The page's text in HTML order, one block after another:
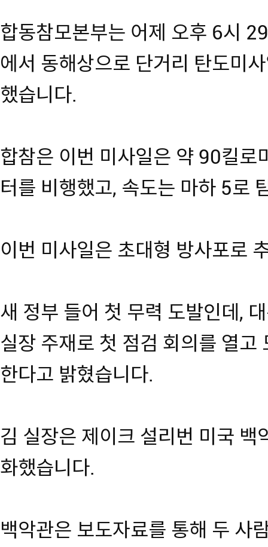
합동참모본부는 어제 오후 6시
에서 동해상으로 단거리 탄도미
했습니다.
합참은 이번 미사일은 약 90킬로
터를 비행했고, 속도는 마하 5로
이번 미사일은 초대형 방사포로
새 정부 들어 첫 무력 도발인데,
실장 주재로 첫 점검 회의를 열고
한다고 밝혔습니다.
김 실장은 제이크 설리번 미국 백
화했습니다.
백악관은 보도자료를 통해 두 사